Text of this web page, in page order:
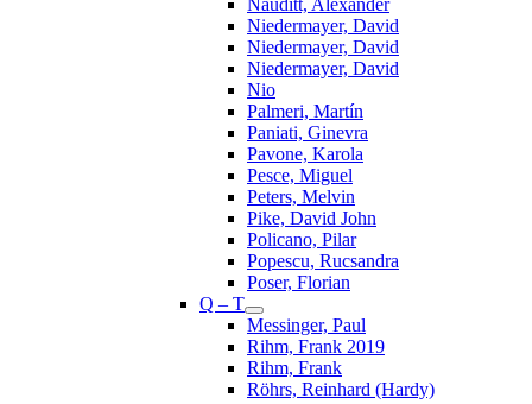
Niedermayer, David
Niedermayer, David
Niedermayer, David
Nio
Palmeri, Martín
Paniati, Ginevra
Pavone, Karola
Pesce, Miguel
Peters, Melvin
Pike, David John
Policano, Pilar
Popescu, Rucsandra
Poser, Florian
Q – T
Messinger, Paul
Rihm, Frank 2019
Rihm, Frank
Röhrs, Reinhard (Hardy)